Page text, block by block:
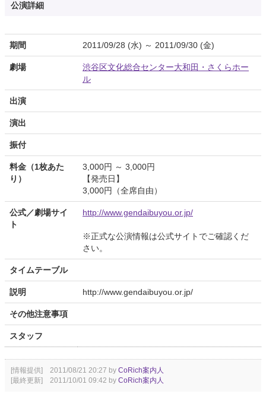
公演詳細
期間 2011/09/28 (水) ～ 2011/09/30 (金)
劇場
渋谷区文化総合センター大和田・さくらホー
ル
出演
演出
振付
料金（1枚あた
り）
3,000円 ～ 3,000円
【発売日】
3,000円（全席自由）
公式／劇場サイ
ト
http://www.gendaibuyou.or.jp/
※正式な公演情報は公式サイトでご確認くだ
さい。
タイムテーブル
説明 http://www.gendaibuyou.or.jp/
その他注意事項
スタッフ
[情報提供] 2011/08/21 20:27 by CoRich案内人
[最終更新] 2011/10/01 09:42 by CoRich案内人